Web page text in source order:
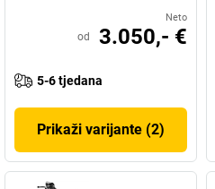
Neto
od 3.050,- €
5-6 tjedana
Prikaži varijante (2)